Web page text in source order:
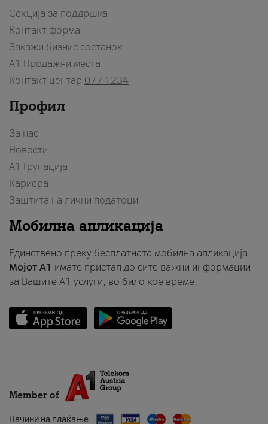
Секција за поддршка
Контакт форма
Закажи бизнис состанок
A1 Продажни места
Контакт центар 077 1234
Профил
За нас
Новости
А1 Групација
Кариера
Заштита на лични податоци
Мобилна апликација
Единствено преку бесплатната мобилна апликација
Мојот A1 имате пристап до сите важни информации
за Вашите A1 услуги, во било кое време.
Member of
Начини на плаќање